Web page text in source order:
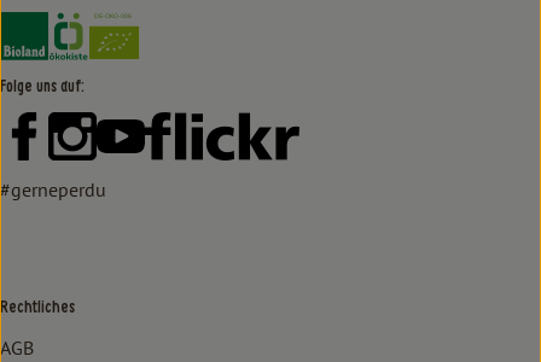
Externer Link zu https://www.bioland.de/verbraucher
Externer Link zu https://www.oekokiste.de/
Folge uns auf:
Externer Link zu https://www.facebook.com/lammertzhof/
Externer Link zu https://www.instagram.com/
Externer Link zu https://www.youtube.com/
Externer Link zu https://
#gerneperdu
Rechtliches
AGB